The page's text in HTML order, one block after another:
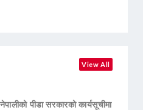
View All
नेपालीको पीडा सरकारको कार्यसूचीमा